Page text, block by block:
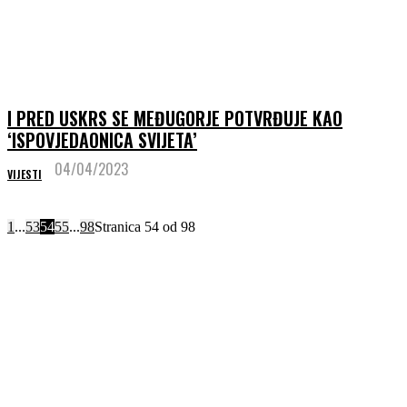
I PRED USKRS SE MEĐUGORJE POTVRĐUJE KAO
‘ISPOVJEDAONICA SVIJETA’
VIJESTI 04/04/2023
1 ...535455...98Stranica 54 od 98